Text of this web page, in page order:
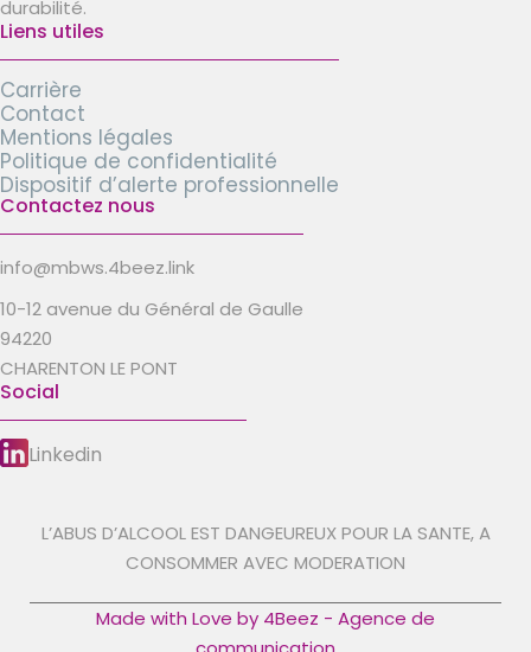
durabilité.
Liens utiles
Carrière
Contact
Mentions légales
Politique de confidentialité
Dispositif d’alerte professionnelle
Contactez nous
info@mbws.4beez.link
10-12 avenue du Général de Gaulle
94220
CHARENTON LE PONT
Social
Linkedin
L’ABUS D’ALCOOL EST DANGEUREUX POUR LA SANTE, A
CONSOMMER AVEC MODERATION
Made with Love by 4Beez - Agence de